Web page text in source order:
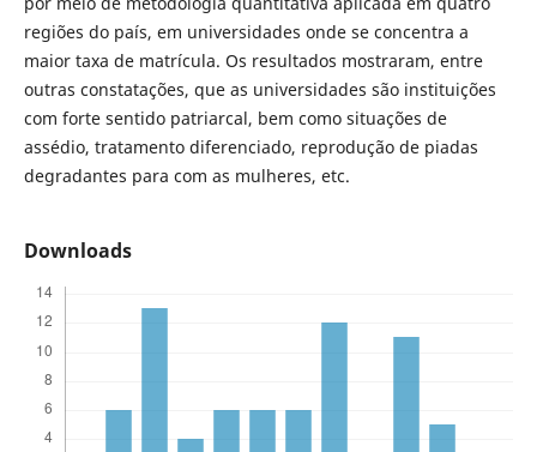
regiões do país, em universidades onde se concentra a
maior taxa de matrícula. Os resultados mostraram, entre
outras constatações, que as universidades são instituições
com forte sentido patriarcal, bem como situações de
assédio, tratamento diferenciado, reprodução de piadas
degradantes para com as mulheres, etc.
Downloads